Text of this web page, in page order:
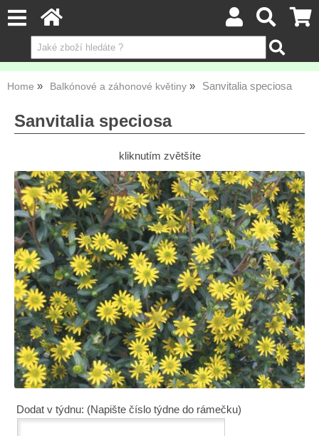
Home Balkónové a záhonové květiny Sanvitalia speciosa
Sanvitalia speciosa
kliknutím zvětšíte
Dodat v týdnu: (Napište číslo týdne do rámečku)